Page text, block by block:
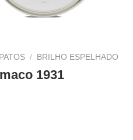
/ BRILHO ESPELHADO
1931
Famaco 1931